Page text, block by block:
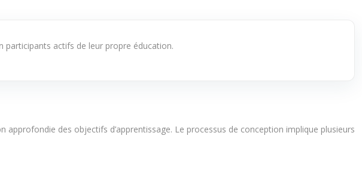
participants actifs de leur propre éducation.
des objectifs d’apprentissage. Le processus de conception implique plusieurs